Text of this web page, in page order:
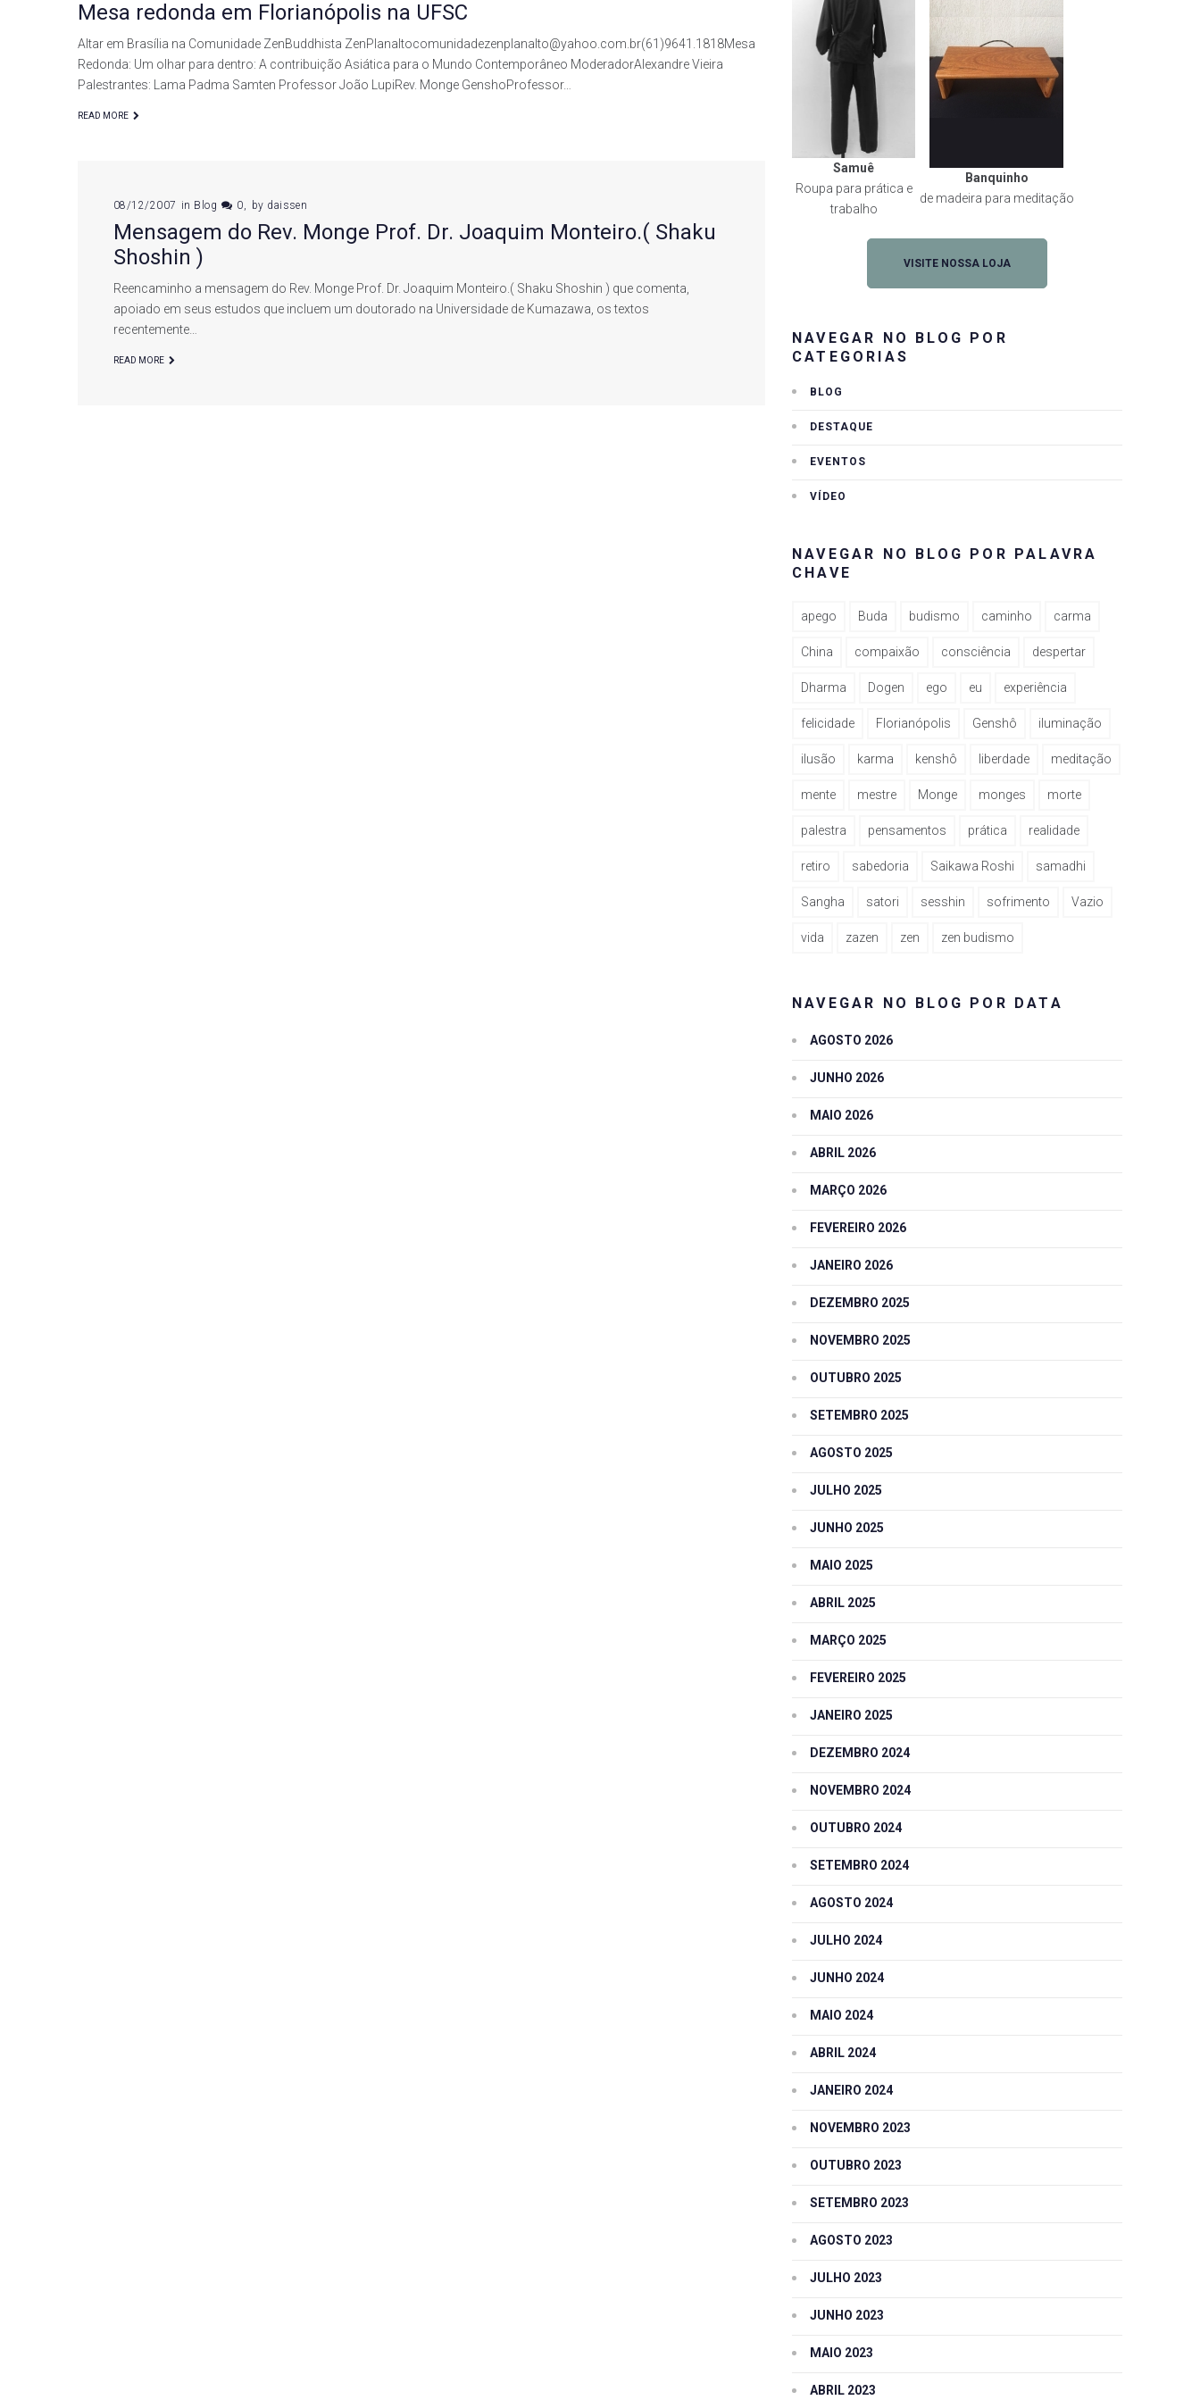
Mesa redonda em Florianópolis na UFSC
Altar em Brasília na Comunidade ZenBuddhista ZenPlanaltocomunidadezenplanalto@yahoo.com.br(61)9641.1818Mesa
Redonda: Um olhar para dentro: A contribuição Asiática para o Mundo Contemporâneo ModeradorAlexandre Vieira
Palestrantes: Lama Padma Samten Professor João LupiRev. Monge GenshoProfessor…
READ MORE
08/12/2007 in Blog 0 by daissen
Mensagem do Rev. Monge Prof. Dr. Joaquim Monteiro.( Shaku
Shoshin )
Reencaminho a mensagem do Rev. Monge Prof. Dr. Joaquim Monteiro.( Shaku Shoshin ) que comenta,
apoiado em seus estudos que incluem um doutorado na Universidade de Kumazawa, os textos
recentemente…
READ MORE
Samuê
Roupa para prática e
trabalho
Banquinho
de madeira para meditação
VISITE NOSSA LOJA
NAVEGAR NO BLOG POR
CATEGORIAS
BLOG
DESTAQUE
EVENTOS
VÍDEO
NAVEGAR NO BLOG POR PALAVRA
CHAVE
apego Buda budismo caminho carma
China compaixão consciência despertar
Dharma Dogen ego eu experiência
felicidade Florianópolis Genshô iluminação
ilusão karma kenshô liberdade meditação
mente mestre Monge monges morte
palestra pensamentos prática realidade
retiro sabedoria Saikawa Roshi samadhi
Sangha satori sesshin sofrimento Vazio
vida zazen zen zen budismo
NAVEGAR NO BLOG POR DATA
AGOSTO 2026
JUNHO 2026
MAIO 2026
ABRIL 2026
MARÇO 2026
FEVEREIRO 2026
JANEIRO 2026
DEZEMBRO 2025
NOVEMBRO 2025
OUTUBRO 2025
SETEMBRO 2025
AGOSTO 2025
JULHO 2025
JUNHO 2025
MAIO 2025
ABRIL 2025
MARÇO 2025
FEVEREIRO 2025
JANEIRO 2025
DEZEMBRO 2024
NOVEMBRO 2024
OUTUBRO 2024
SETEMBRO 2024
AGOSTO 2024
JULHO 2024
JUNHO 2024
MAIO 2024
ABRIL 2024
JANEIRO 2024
NOVEMBRO 2023
OUTUBRO 2023
SETEMBRO 2023
AGOSTO 2023
JULHO 2023
JUNHO 2023
MAIO 2023
ABRIL 2023